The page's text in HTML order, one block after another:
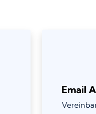
Email